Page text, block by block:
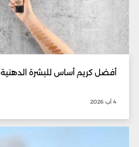
أفضل كريم أساس للبشرة الدهنية
4 آب 2026